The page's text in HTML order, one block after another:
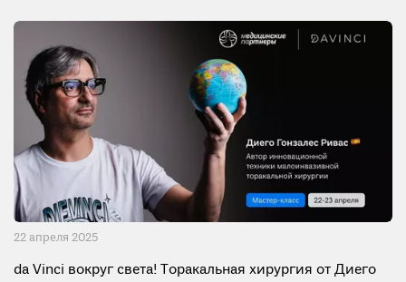
22 апреля 2025
da Vinci вокруг света! Торакальная хирургия от Диего